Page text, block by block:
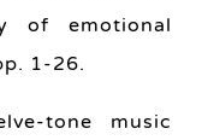
of emotional
1-26.
tone music